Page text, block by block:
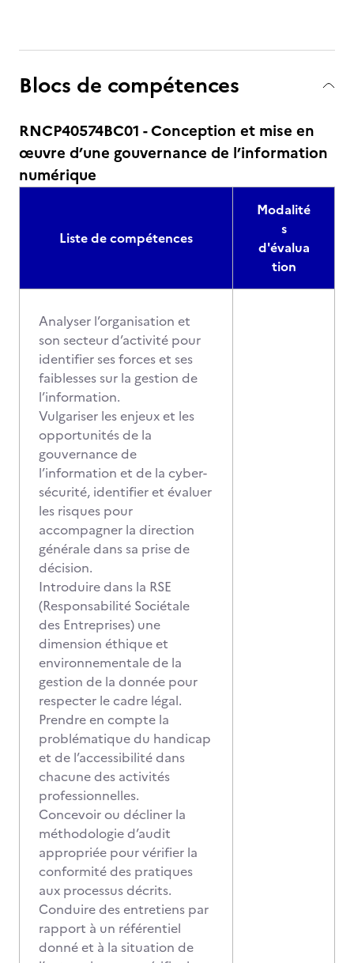
Blocs de compétences
RNCP40574BC01 - Conception et mise en
œuvre d’une gouvernance de l’information
numérique
Liste de compétences
Modalité
s
d'évalua
tion
Analyser l’organisation et
son secteur d’activité pour
identifier ses forces et ses
faiblesses sur la gestion de
l’information.
Vulgariser les enjeux et les
opportunités de la
gouvernance de
l’information et de la cyber-
sécurité, identifier et évaluer
les risques pour
accompagner la direction
générale dans sa prise de
décision.
Introduire dans la RSE
(Responsabilité Sociétale
des Entreprises) une
dimension éthique et
environnementale de la
gestion de la donnée pour
respecter le cadre légal.
Prendre en compte la
problématique du handicap
et de l’accessibilité dans
chacune des activités
professionnelles.
Concevoir ou décliner la
méthodologie d’audit
appropriée pour vérifier la
conformité des pratiques
aux processus décrits.
Conduire des entretiens par
rapport à un référentiel
donné et à la situation de